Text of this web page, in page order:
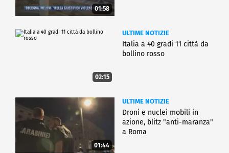
01:58
02:15
ULTIME NOTIZIE
Italia a 40 gradi 11 città da
bollino rosso
01:44
ULTIME NOTIZIE
Droni e nuclei mobili in
azione, blitz "anti-maranza"
a Roma